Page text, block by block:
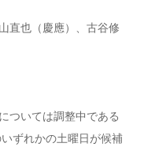
直也（慶應）、古谷修
ついては調整中である
ずれかの土曜日が候補